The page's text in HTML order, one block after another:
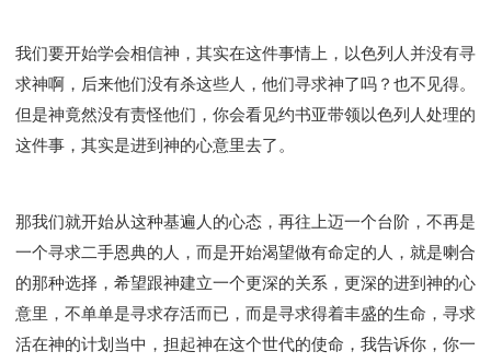
我们要开始学会相信神，其实在这件事情上，以色列人并没有寻
求神啊，后来他们没有杀这些人，他们寻求神了吗？也不见得。
但是神竟然没有责怪他们，你会看见约书亚带领以色列人处理的
这件事，其实是进到神的心意里去了。
那我们就开始从这种基遍人的心态，再往上迈一个台阶，不再是
一个寻求二手恩典的人，而是开始渴望做有命定的人，就是喇合
的那种选择，希望跟神建立一个更深的关系，更深的进到神的心
意里，不单单是寻求存活而已，而是寻求得着丰盛的生命，寻求
活在神的计划当中，担起神在这个世代的使命，我告诉你，你一